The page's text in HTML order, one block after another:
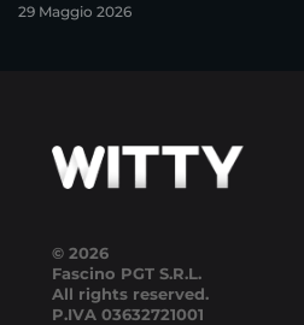
29 Maggio 2026
© 2026
Fascino PGT S.R.L.
All rights reserved.
P.IVA 03632721001